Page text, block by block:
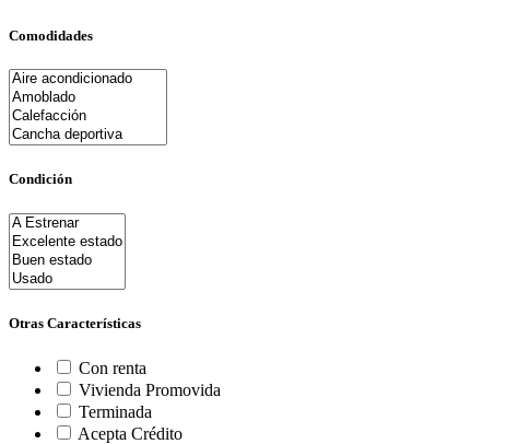
Comodidades
Condición
Otras Características
Con renta
Vivienda Promovida
Terminada
Acepta Crédito